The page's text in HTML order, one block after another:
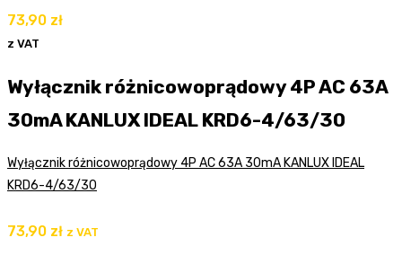
73,90 zł
z VAT
Wyłącznik różnicowoprądowy 4P AC 63A
30mA KANLUX IDEAL KRD6-4/63/30
Wyłącznik różnicowoprądowy 4P AC 63A 30mA KANLUX IDEAL
KRD6-4/63/30
73,90 zł z VAT